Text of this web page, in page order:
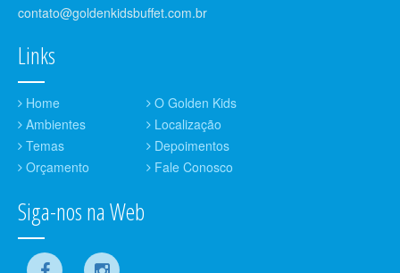
contato@goldenkidsbuffet.com.br
Links
Home
O Golden Kids
Ambientes
Localização
Temas
Depoimentos
Orçamento
Fale Conosco
Siga-nos na Web